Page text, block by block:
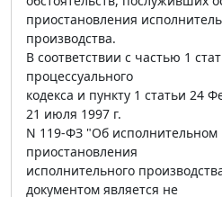
приостановления
производства.
В соответствии с частью 1
процессуального
кодекса и пункту 1 статьи 24
21 июля 1997 г.
N 119-ФЗ "Об исполнительном
приостановления
исполнительного
документом является не